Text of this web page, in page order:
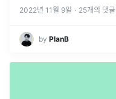
2022년 11월 9일 · 25개의 댓글
by PlanB